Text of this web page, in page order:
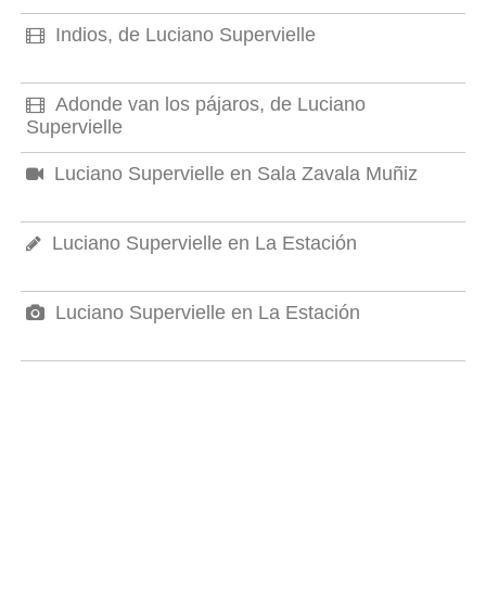
Indios, de Luciano Supervielle
Adonde van los pájaros, de Luciano
Supervielle
Luciano Supervielle en Sala Zavala Muñiz
Luciano Supervielle en La Estación
Luciano Supervielle en La Estación